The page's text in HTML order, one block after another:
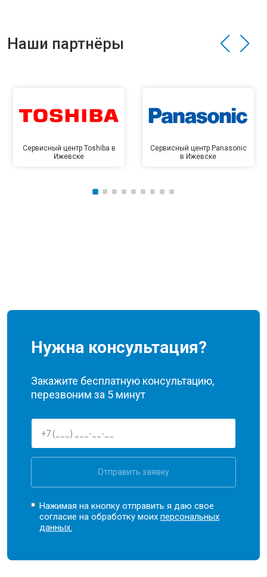
Наши партнёры
Сервисный центр Toshiba в
Ижевске
Сервисный центр Panasonic
в Ижевске
Нужна консультация?
Закажите бесплатную консультацию,
перезвоним за 5 минут
Отправить заявку
Нажимая на кнопку отправить я даю свое
согласие на обработку моихперсональных
данных.